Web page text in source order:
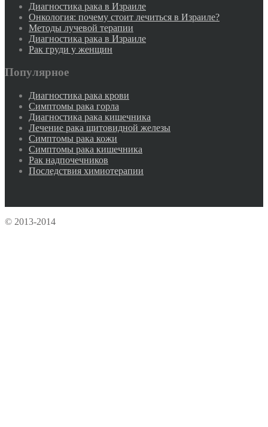
Диагностика рака в Израиле
Онкология: почему стоит лечиться в Израиле?
Методы лучевой терапии
Диагностика рака в Израиле
Рак груди у женщин
Популярное
Диагностика рака крови
Симптомы рака горла
Диагностика рака кишечника
Лечение рака щитовидной железы
Симптомы рака кожи
Симптомы рака кишечника
Рак надпочечников
Последствия химиотерапии
© 2013-2014